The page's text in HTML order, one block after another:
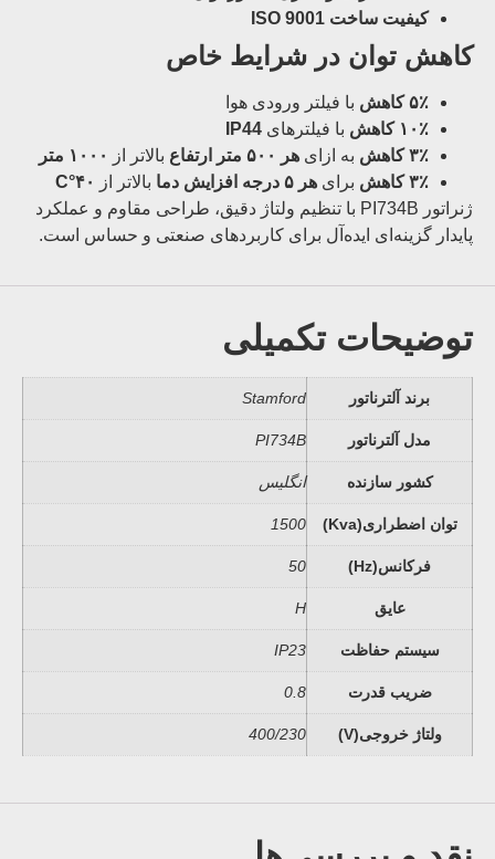
کیفیت ساخت ISO 9001
کاهش توان در شرایط خاص
۵٪ کاهش
با فیلتر ورودی هوا
۱۰٪ کاهش
با فیلترهای IP44
۳٪ کاهش
به ازای هر ۵۰۰ متر ارتفاع بالاتر از
۱۰۰۰ متر
۳٪ کاهش
برای هر ۵ درجه افزایش دما بالاتر از
۴۰°C
ژنراتور PI734B با تنظیم ولتاژ دقیق، طراحی مقاوم و عملکرد
پایدار گزینه‌ای ایده‌آل برای کاربردهای صنعتی و حساس است.
توضیحات تکمیلی
برند آلترناتور Stamford
مدل آلترناتور PI734B
کشور سازنده انگلیس
توان اضطراری(Kva) 1500
فرکانس(Hz) 50
عایق H
سیستم حفاظت IP23
ضریب قدرت 0.8
ولتاژ خروجی(V) 400/230